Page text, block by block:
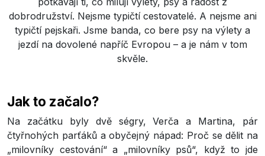
dobrodružství. Nejsme typičtí cestovatelé. A nejsme ani
typičtí pejskaři. Jsme banda, co bere psy na výlety a
jezdí na dovolené napříč Evropou – a je nám v tom
skvěle.
Jak to začalo?
Na začátku byly dvě ségry, Verča a Martina, pár
čtyřnohých parťáků a obyčejný nápad: Proč se dělit na
„milovníky cestování“ a „milovníky psů“, když to jde